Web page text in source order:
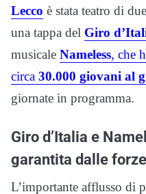
Lecco è stata teatro di
una tappa del Giro
musicale Nameless, che
circa 30.000 giovani al
giornate in programma.
Giro d’Italia e
garantita dalle
L’importante afflusso di